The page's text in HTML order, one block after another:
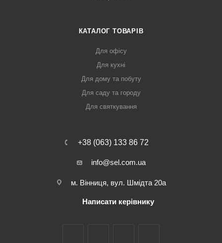
КАТАЛОГ ТОВАРІВ
Для офісу
Для кухні
Для дому та побуту
Для саду та городу
Для святкування
+38 (063) 133 86 72
info@sel.com.ua
м. Вінниця, вул. Шмідта 20а
Написати керівнику